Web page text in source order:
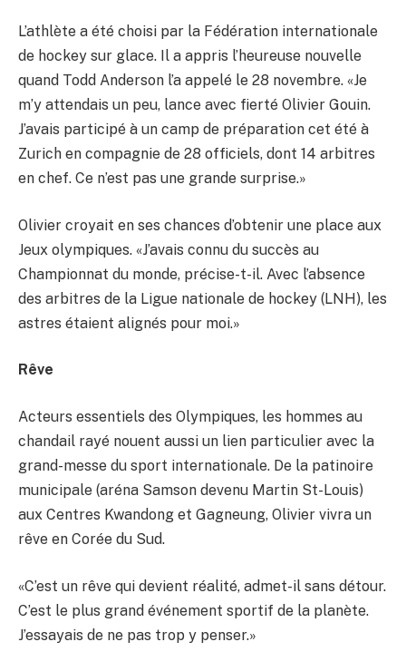
L’athlète a été choisi par la Fédération internationale
de hockey sur glace. Il a appris l’heureuse nouvelle
quand Todd Anderson l’a appelé le 28 novembre. «Je
m’y attendais un peu, lance avec fierté Olivier Gouin.
J’avais participé à un camp de préparation cet été à
Zurich en compagnie de 28 officiels, dont 14 arbitres
en chef. Ce n’est pas une grande surprise.»
Olivier croyait en ses chances d’obtenir une place aux
Jeux olympiques. «J’avais connu du succès au
Championnat du monde, précise-t-il. Avec l’absence
des arbitres de la Ligue nationale de hockey (LNH), les
astres étaient alignés pour moi.»
Rêve
Acteurs essentiels des Olympiques, les hommes au
chandail rayé nouent aussi un lien particulier avec la
grand-messe du sport internationale. De la patinoire
municipale (aréna Samson devenu Martin St-Louis)
aux Centres Kwandong et Gagneung, Olivier vivra un
rêve en Corée du Sud.
«C’est un rêve qui devient réalité, admet-il sans détour.
C’est le plus grand événement sportif de la planète.
J’essayais de ne pas trop y penser.»